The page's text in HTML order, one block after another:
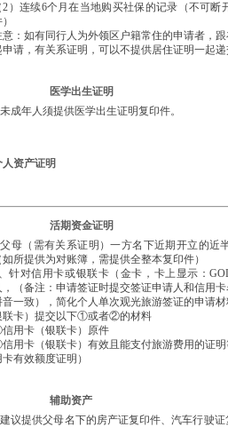
2）连续6个月在当地购买社保的记录（不可
意：如有同行人为外领区户籍常住的申请者，
申请，有关系证明，可以不提供居住证明一起递
医学出生证明
成年人须提供医学出生证明复印件。
人资产证明
活期资金证明
父母（需有关系证明）一方名下近期开立的近
如所提供为对账簿，需提供全整本复印件）
针对信用卡或银联卡（金卡，卡上显示：
，（备注：申请签证时提交签证申请人和信用
音一致），简化个人单次观光旅游签证的申请
联卡）提交以下①或者②的材料
用卡（银联卡）原件
用卡（银联卡）有效且能支付旅游费用的证
卡有效额度证明）
辅助资产
议提供父母名下的房产证复印件、汽车行驶